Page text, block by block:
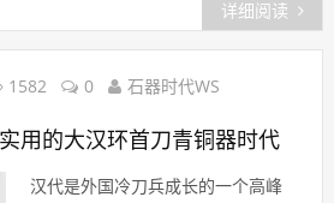
详细阅读
1582 0 石器时代WS
用的大汉环首刀青铜器时代
汉代是外国冷刀兵成长的一个高峰